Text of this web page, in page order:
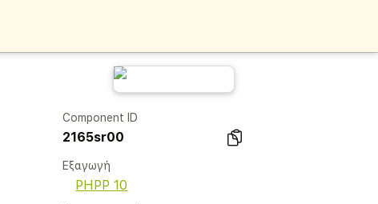
Component ID
2165sr00
Εξαγωγή
PHPP 10